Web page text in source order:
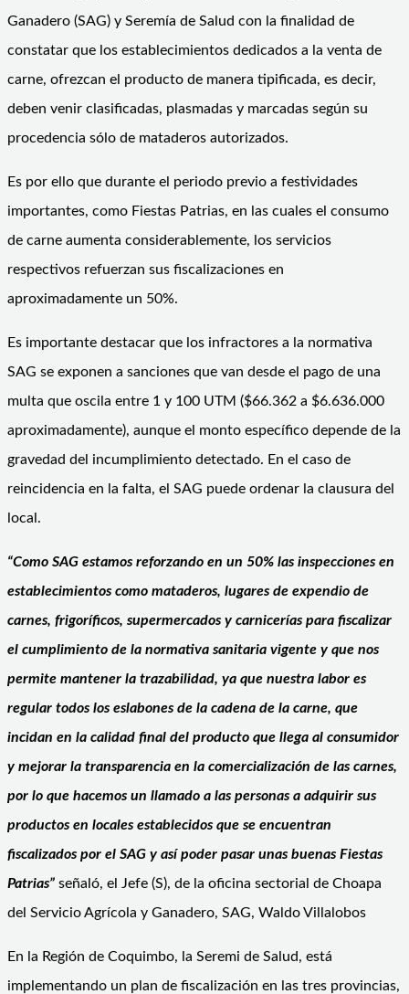
Ganadero (SAG) y Seremía de Salud con la finalidad de
constatar que los establecimientos dedicados a la venta de
carne, ofrezcan el producto de manera tipificada, es decir,
deben venir clasificadas, plasmadas y marcadas según su
procedencia sólo de mataderos autorizados.
Es por ello que durante el periodo previo a festividades
importantes, como Fiestas Patrias, en las cuales el consumo
de carne aumenta considerablemente, los servicios
respectivos refuerzan sus fiscalizaciones en
aproximadamente un 50%.
Es importante destacar que los infractores a la normativa
SAG se exponen a sanciones que van desde el pago de una
multa que oscila entre 1 y 100 UTM ($66.362 a $6.636.000
aproximadamente), aunque el monto específico depende de la
gravedad del incumplimiento detectado. En el caso de
reincidencia en la falta, el SAG puede ordenar la clausura del
local.
“Como SAG estamos reforzando en un 50% las inspecciones en
establecimientos como mataderos, lugares de expendio de
carnes, frigoríficos, supermercados y carnicerías para fiscalizar
el cumplimiento de la normativa sanitaria vigente y que nos
permite mantener la trazabilidad, ya que nuestra labor es
regular todos los eslabones de la cadena de la carne, que
incidan en la calidad final del producto que llega al consumidor
y mejorar la transparencia en la comercialización de las carnes,
por lo que hacemos un llamado a las personas a adquirir sus
productos en locales establecidos que se encuentran
fiscalizados por el SAG y así poder pasar unas buenas Fiestas
Patrias” señaló, el Jefe (S), de la oficina sectorial de Choapa
del Servicio Agrícola y Ganadero, SAG, Waldo Villalobos
En la Región de Coquimbo, la Seremi de Salud, está
implementando un plan de fiscalización en las tres provincias,